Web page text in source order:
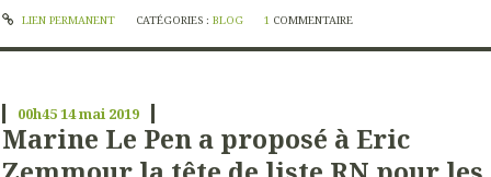
LIEN PERMANENT CATÉGORIES : BLOG 1 COMMENTAIRE
00h4514mai 2019
Marine Le Pen a proposé à Eric